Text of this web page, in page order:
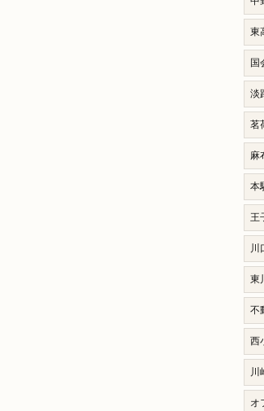
東
国
淡
茗
麻
本
王
川
東
不
西
川
オ